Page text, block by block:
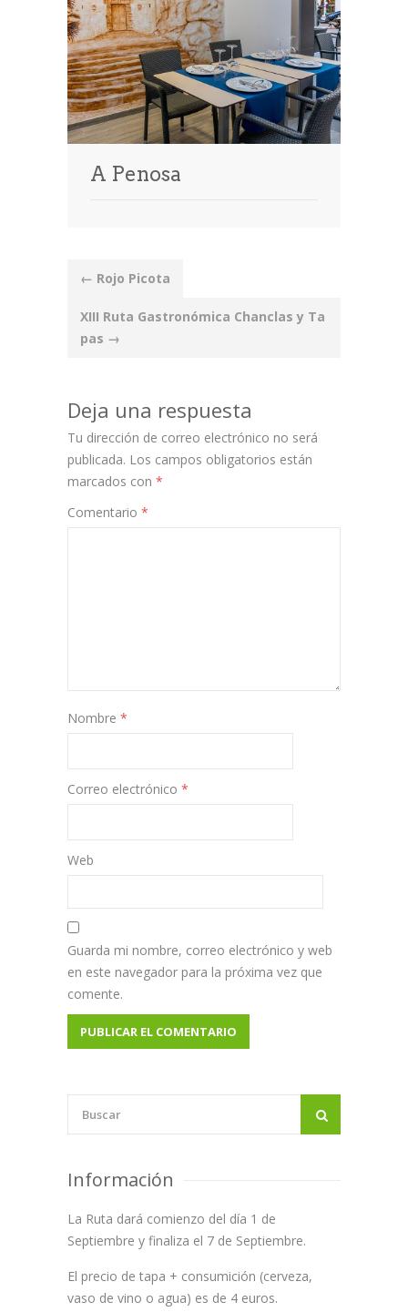
A Penosa
Post
navigation
← Rojo Picota
XIII Ruta Gastronómica Chanclas y Ta
pas →
Deja una respuesta
Tu dirección de correo electrónico no será
publicada. Los campos obligatorios están
marcados con *
Comentario *
Nombre *
Correo electrónico *
Web
Guarda mi nombre, correo electrónico y web
en este navegador para la próxima vez que
comente.
Información
La Ruta dará comienzo del día 1 de
Septiembre y finaliza el 7 de Septiembre.
El precio de tapa + consumición (cerveza,
vaso de vino o agua) es de 4 euros.